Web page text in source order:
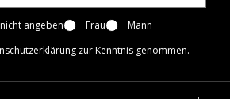
angeben Frau
Mann
zur Kenntnis genommen.